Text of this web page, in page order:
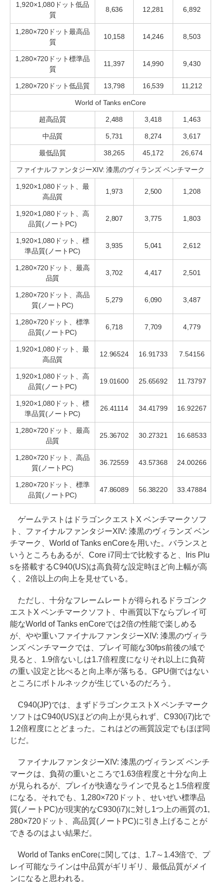
1,920×1,080ドット低品
質
8,636 12,281 6,892
1,280×720ドット最高品
質
10,158 14,246 8,503
1,280×720ドット標準品
質
11,397 14,990 9,430
1,280×720ドット低品質 13,798 16,539 11,212
World of Tanks enCore
超高品質 2,488 3,418 1,463
中品質 5,731 8,274 3,617
最低品質 38,265 45,172 26,674
ファイナルファンタジーXIV: 漆黒のヴィランズ ベンチマーク
1,920×1,080ドット、最
高品質
1,973 2,500 1,208
1,920×1,080ドット、高
品質(ノートPC)
2,807 3,775 1,803
1,920×1,080ドット、標
準品質(ノートPC)
3,935 5,041 2,612
1,280×720ドット、最高
品質
3,702 4,417 2,501
1,280×720ドット、高品
質(ノートPC)
5,279 6,090 3,487
1,280×720ドット、標準
品質(ノートPC)
6,718 7,709 4,779
1,920×1,080ドット、最
高品質
12.96524 16.91733 7.54156
1,920×1,080ドット、高
品質(ノートPC)
19.01600 25.65692 11.73797
1,920×1,080ドット、標
準品質(ノートPC)
26.41114 34.41799 16.92267
1,280×720ドット、最高
品質
25.36702 30.27321 16.68533
1,280×720ドット、高品
質(ノートPC)
36.72559 43.57368 24.00266
1,280×720ドット、標準
品質(ノートPC)
47.86089 56.38220 33.47884
ゲームテストはドラゴンクエストX ベンチマークソフ
ト、ファイナルファンタジーXIV: 漆黒のヴィランズ ベン
チマーク、World of Tanks enCoreを用いた。バランスと
いうところもあるが、Core i7同士で比較すると、Iris Plu
sを搭載するC940(US)は高負荷な設定時ほど向上幅が高
く、2倍以上の向上を見せている。
ただし、十分なフレームレートが得られるドラゴンク
エストX ベンチマークソフト、中画質以下ならプレイ可
能なWorld of Tanks enCoreでは2倍の性能で楽しめる
が、やや重いファイナルファンタジーXIV: 漆黒のヴィラ
ンズ ベンチマークでは、プレイ可能な30fps前後の域で
見ると、1.9倍ないしは1.7倍程度になりそれ以上に負荷
の重い設定と比べると向上率が落ちる。GPU側ではない
ところにボトルネックが生じているのだろう。
C940(JP)では、まずドラゴンクエストX ベンチマーク
ソフトはC940(US)ほどの向上が見られず、C930(i7)比で
1.2倍程度にとどまった。これはどの画質設定でもほぼ同
じだ。
ファイナルファンタジーXIV: 漆黒のヴィランズ ベンチ
マークは、負荷の重いところで1.63倍程度と十分な向上
が見られるが、プレイが快適なラインで見ると1.5倍程度
になる。それでも、1,280×720ドット、せいぜい標準品
質(ノートPC)が現実的なC930(i7)に対し1つ上の画質の1,
280×720ドット、高品質(ノートPC)に引き上げることが
できるのはよい結果だ。
World of Tanks enCoreに関しては、1.7～1.43倍で、プ
レイ可能なラインは中品質がギリギリ、最低品質がメイ
ンになると思われる。